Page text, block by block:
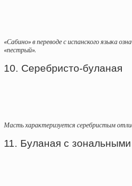
«Сабино» в переводе с испанского языка
«пестрый».
10. Серебристо-буланая
Масть характеризуется серебристым
11. Буланая с